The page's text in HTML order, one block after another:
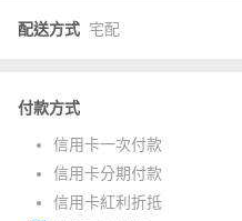
配送方式 宅配
付款方式
信用卡一次付款
信用卡分期付款
信用卡紅利折抵